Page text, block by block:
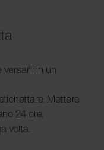
in un
Mettere
24 ore.
volta.